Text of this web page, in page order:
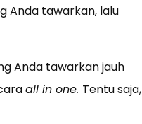
Anda tawarkan, lalu
Anda tawarkan jauh
all in one. Tentu saja,